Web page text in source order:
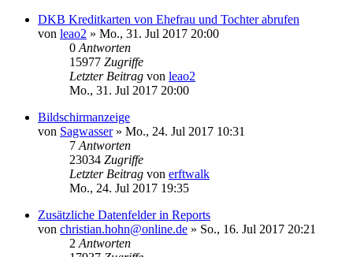
DKB Kreditkarten von Ehefrau und Tochter abrufen
von leao2 » Mo., 31. Jul 2017 20:00
0 Antworten
15977 Zugriffe
Letzter Beitrag von leao2
Mo., 31. Jul 2017 20:00
Bildschirmanzeige
von Sagwasser» Mo., 24. Jul 2017 10:31
7 Antworten
23034 Zugriffe
Letzter Beitrag von erftwalk
Mo., 24. Jul 2017 19:35
Zusätzliche Datenfelder in Reports
von christian.hohn@online.de » So., 16. Jul 2017 20:21
2 Antworten